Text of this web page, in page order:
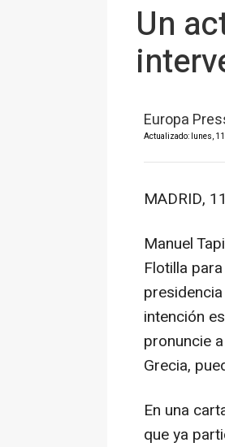
Un
Europa
Actualizado: lunes,
MADRID,
Manuel
Flotilla
intención
pronuncie
Grecia,
En una
que ya